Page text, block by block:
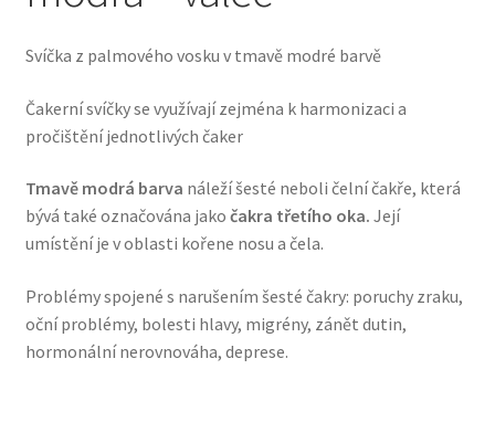
Svíčka z palmového vosku v tmavě modré barvě
Čakerní svíčky se využívají zejména k harmonizaci a
pročištění jednotlivých čaker
Tmavě modrá barva náleží šesté neboli čelní čakře, která
bývá také označována jako čakra třetího oka. Její
umístění je v oblasti kořene nosu a čela.
Problémy spojené s narušením šesté čakry: poruchy zraku,
oční problémy, bolesti hlavy, migrény, zánět dutin,
hormonální nerovnováha, deprese.